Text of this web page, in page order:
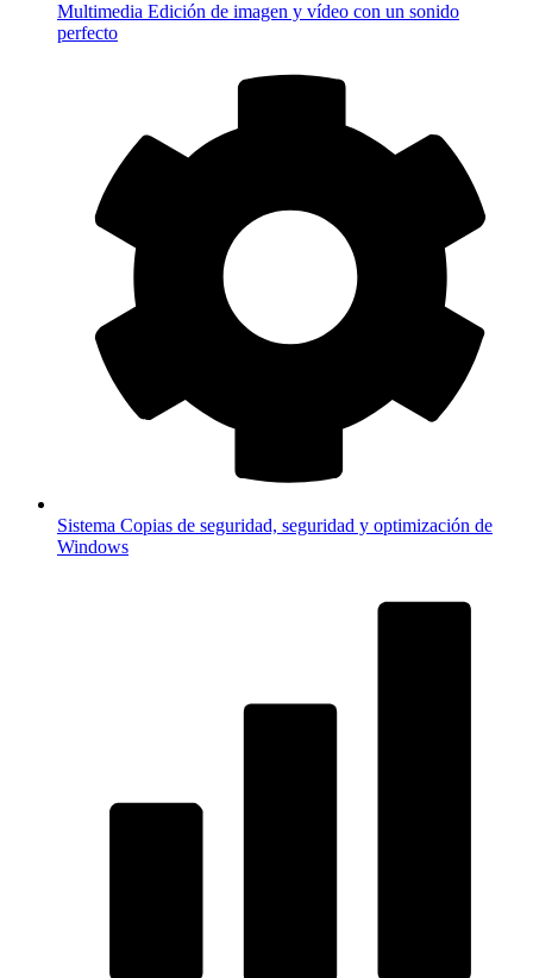
Multimedia Edición de imagen y vídeo con un sonido
perfecto
Sistema Copias de seguridad, seguridad y optimización de
Windows